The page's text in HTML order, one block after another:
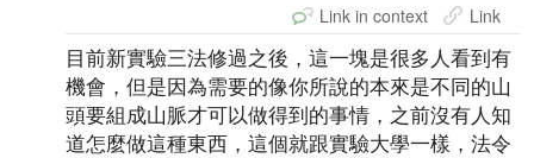
Link in context Link
目前新實驗三法修過之後，這一塊是很多人看到有
機會，但是因為需要的像你所說的本來是不同的山
頭要組成山脈才可以做得到的事情，之前沒有人知
道怎麼做這種東西，這個就跟實驗大學一樣，法令